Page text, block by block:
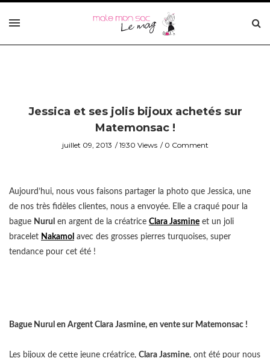
Jessica et ses jolis bijoux achetés sur
Matemonsac !
juillet 09, 2013 1930 Views 0 Comment
Aujourd’hui, nous vous faisons partager la photo que Jessica, une
de nos très fidèles clientes, nous a envoyée. Elle a craqué pour la
bague Nurul en argent de la créatrice Clara Jasmine et un joli
bracelet Nakamol avec des grosses pierres turquoises, super
tendance pour cet été !
Bague Nurul en Argent Clara Jasmine, en vente sur Matemonsac !
Les bijoux de cette jeune créatrice, Clara Jasmine, ont été pour nous